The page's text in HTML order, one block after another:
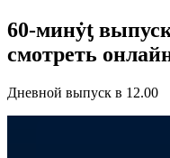
60-минẏƫ
смотреть
Дневной выпуск в 12.00